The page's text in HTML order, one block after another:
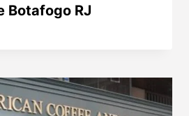
Botafogo RJ